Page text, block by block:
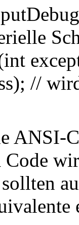
//
ANSI-
Code